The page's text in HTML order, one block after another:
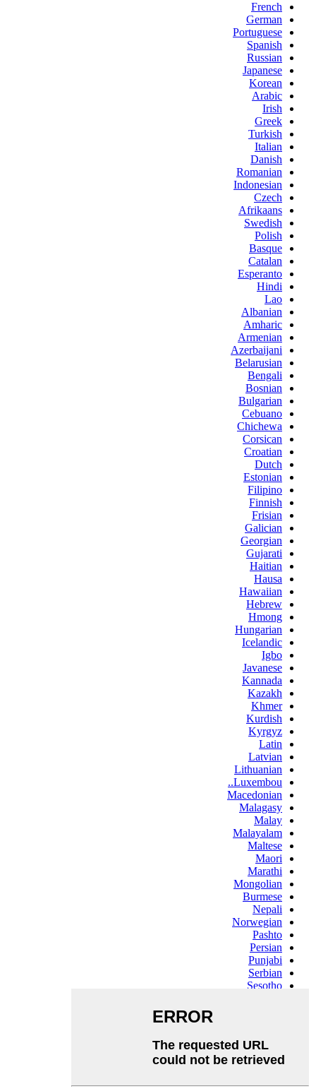
French
German
Portuguese
Spanish
Russian
Japanese
Korean
Arabic
Irish
Greek
Turkish
Italian
Danish
Romanian
Indonesian
Czech
Afrikaans
Swedish
Polish
Basque
Catalan
Esperanto
Hindi
Lao
Albanian
Amharic
Armenian
Azerbaijani
Belarusian
Bengali
Bosnian
Bulgarian
Cebuano
Chichewa
Corsican
Croatian
Dutch
Estonian
Filipino
Finnish
Frisian
Galician
Georgian
Gujarati
Haitian
Hausa
Hawaiian
Hebrew
Hmong
Hungarian
Icelandic
Igbo
Javanese
Kannada
Kazakh
Khmer
Kurdish
Kyrgyz
Latin
Latvian
Lithuanian
Luxembou..
Macedonian
Malagasy
Malay
Malayalam
Maltese
Maori
Marathi
Mongolian
Burmese
Nepali
Norwegian
Pashto
Persian
Punjabi
Serbian
Sesotho
Samoan
Scots Gaelic
Sindhi